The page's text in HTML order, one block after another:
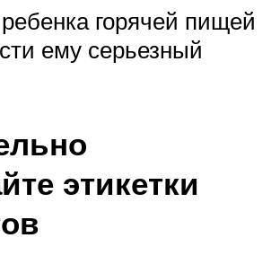
горячей пищей
ему серьезный
этикетки